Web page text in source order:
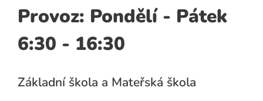
Provoz: Pondělí - Pátek
6:30 - 16:30
Základní škola a Mateřská škola